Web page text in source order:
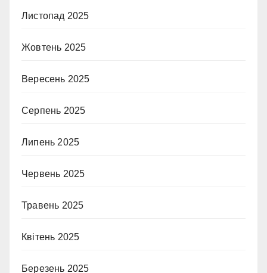
Листопад 2025
Жовтень 2025
Вересень 2025
Серпень 2025
Липень 2025
Червень 2025
Травень 2025
Квітень 2025
Березень 2025